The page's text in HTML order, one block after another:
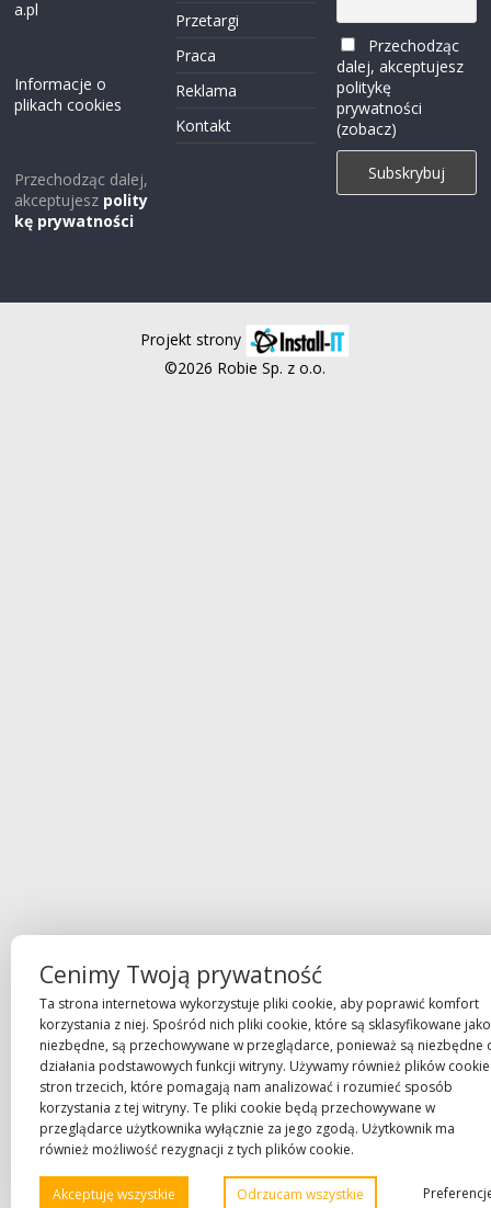
a.pl
Informacje o
plikach cookies
Przechodząc dalej,
akceptujesz polity
kę prywatności
Przetargi
Praca
Reklama
Kontakt
Przechodząc
dalej, akceptujesz
politykę
prywatności
(zobacz)
Projekt strony
©2026 Robie Sp. z o.o.
Cenimy Twoją prywatność
Ta strona internetowa wykorzystuje pliki cookie, aby poprawić komfort
korzystania z niej. Spośród nich pliki cookie, które są sklasyfikowane jako
niezbędne, są przechowywane w przeglądarce, ponieważ są niezbędne
działania podstawowych funkcji witryny. Używamy również plików cookie
stron trzecich, które pomagają nam analizować i rozumieć sposób
korzystania z tej witryny. Te pliki cookie będą przechowywane w
przeglądarce użytkownika wyłącznie za jego zgodą. Użytkownik ma
również możliwość rezygnacji z tych plików cookie.
Akceptuję wszystkie Odrzucam wszystkie